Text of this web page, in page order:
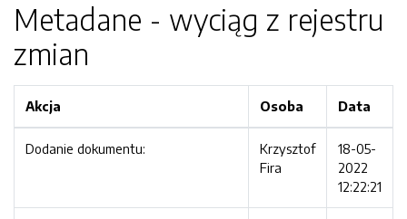
Metadane - wyciąg z rejestru
zmian
Akcja Osoba Data
Dodanie dokumentu:
Krzysztof
Fira
18-05-
2022
12:22:21